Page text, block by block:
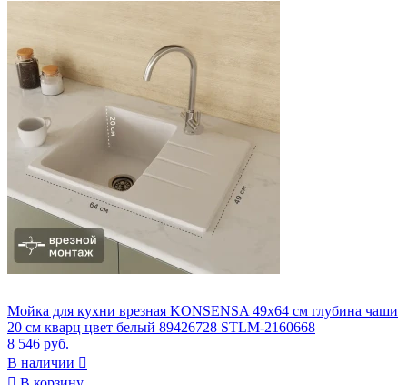
Мойка для кухни врезная KONSENSA 49x64 см глубина чаши
20 см кварц цвет белый 89426728 STLM-2160668
8 546 руб.
В наличии 